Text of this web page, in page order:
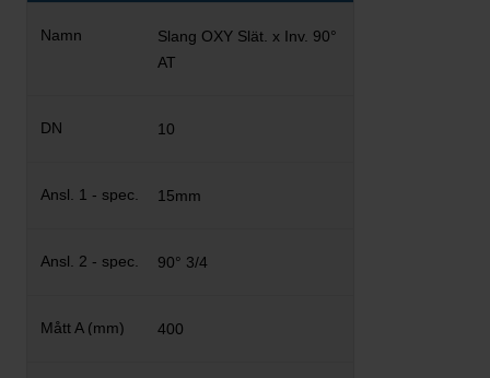
Slang OXY Slät. x Inv. 90°
AT
10
15mm
90° 3/4
400